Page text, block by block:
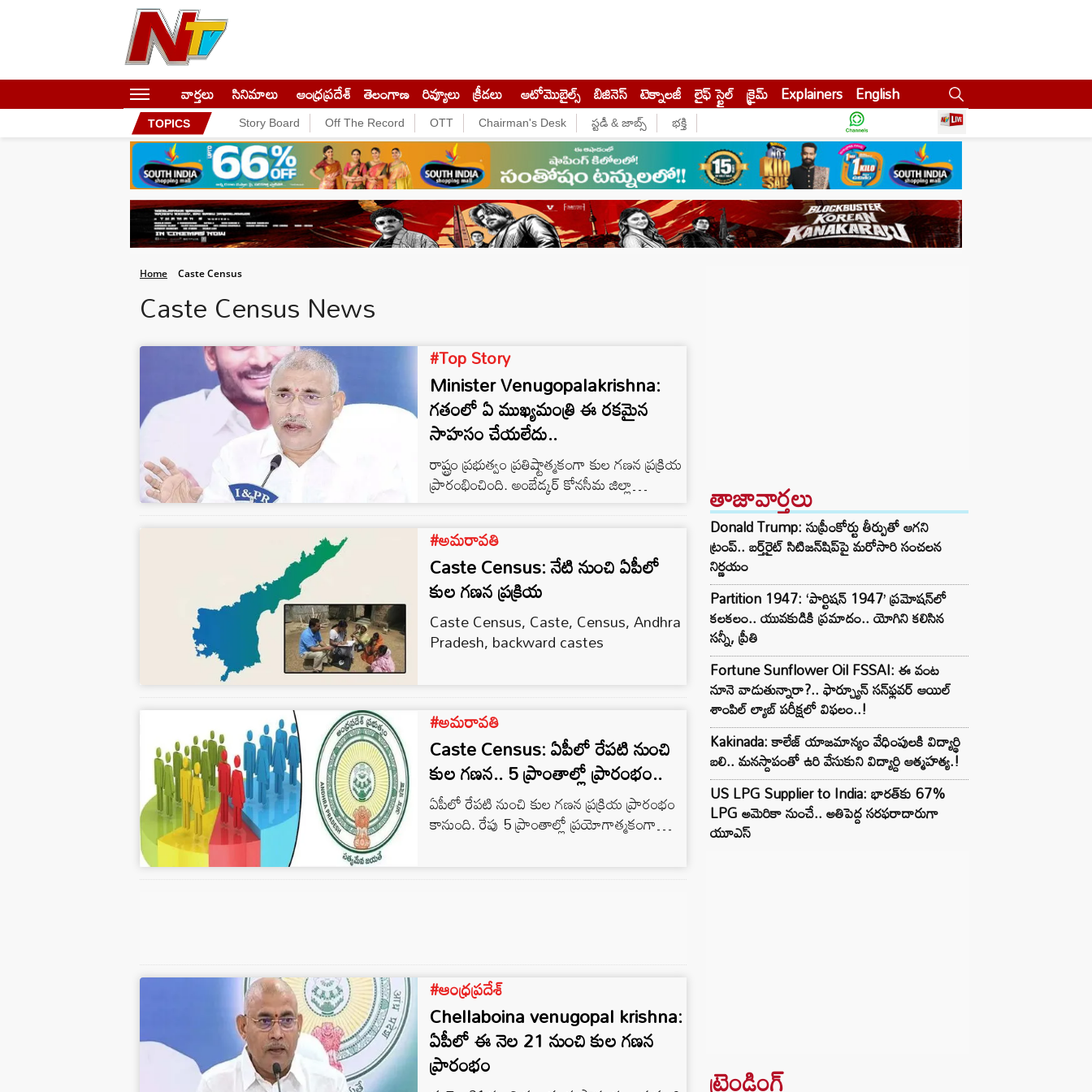
వార్తలు సినిమాలు ఆంధ్రప్రదేశ్ తెలంగాణ రివ్యూలు క్రీడలు ఆటోమొబైల్స్ బిజినెస్‌ టెక్నాలజీ లైఫ్ స్టైల్ క్రైమ్ Explainers English
TOPICS Story Board Off The Record OTT Chairman's Desk స్టడీ & జాబ్స్ భక్తి
Home Caste Census
Caste Census News
#Top Story
Minister Venugopalakrishna:
గతంలో ఏ ముఖ్యమంత్రి ఈ రకమైన
సాహసం చేయలేదు..
రాష్ట్రం ప్రభుత్వం ప్రతిష్టాత్మకంగా కుల గణన ప్రక్రియ
ప్రారంభించింది. అంబేడ్కర్ కోనసీమ జిల్లా
రామచంద్రపురం నియోజకవర్గంలోని నేలపర్తిపాడు
కులగణన కార్యక్రమాన్ని ప్రారంభించారు. ఈ
సందర్భంగా మంత్రి వేణు మీడియాతో మాట్లాడుతూ..
గతంలో ఏ ముఖ్యమంత్రి ఈ రకమైన సాహసం
చేయలేదన్నారు.
#అమరావతి
Caste Census: నేటి నుంచి ఏపీలో
కుల గణన ప్రక్రియ
Caste Census, Caste, Census, Andhra
Pradesh, backward castes
#అమరావతి
Caste Census: ఏపీలో రేపటి నుంచి
కుల గణన.. 5 ప్రాంతాల్లో ప్రారంభం..
ఏపీలో రేపటి నుంచి కుల గణన ప్రక్రియ ప్రారంభం
కానుంది. రేపు 5 ప్రాంతాల్లో ప్రయోగాత్మకంగా
కులగణన స్టార్ట్ చేయనున్నారు. 3 గ్రామ
మొదలు కానుంది.
#ఆంధ్రప్రదేశ్
Chellaboina venugopal krishna:
ఏపీలో ఈ నెల 21 నుంచి కుల గణన
ప్రారంభం
తాజావార్తలు
Donald Trump: సుప్రీంకోర్టు తీర్పుతో ఆగని
ట్రంప్.. బర్త్‌రైట్ సిటిజన్‌షిప్‌పై మరోసారి సంచలన
నిర్ణయం
Partition 1947: ‘పార్టిషన్ 1947’ ప్రమోషన్‌లో
కలకలం.. యువకుడికి ప్రమాదం.. యోగిని కలిసిన
సన్నీ, ప్రీతి
Fortune Sunflower Oil FSSAI: ఈ వంట
నూనె వాడుతున్నారా?.. ఫార్చ్యూన్ సన్‌ఫ్లవర్ ఆయిల్
శాంపిల్ ల్యాబ్ పరీక్షలో విఫలం..!
Kakinada: కాలేజ్ యాజమాన్యం వేధింపులకి విద్యార్థి
బలి.. మనస్దాపంతో ఉరి వేసుకుని విద్యార్ది ఆత్మహత్య.!
US LPG Supplier to India: భారత్‌కు 67%
LPG అమెరికా నుంచే.. అతిపెద్ద సరఫరాదారుగా
యూఎస్
ట్రెండింగ్‌